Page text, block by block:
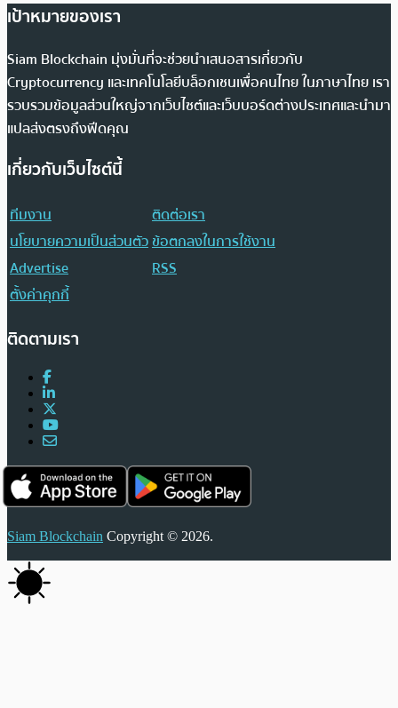
เป้าหมายของเรา
Siam Blockchain มุ่งมั่นที่จะช่วยนำเสนอสารเกี่ยวกับ
Cryptocurrency และเทคโนโลยีบล็อกเชนเพื่อคนไทย ในภาษาไทย เรา
รวบรวมข้อมูลส่วนใหญ่จากเว็บไซต์และเว็บบอร์ดต่างประเทศและนำมา
แปลส่งตรงถึงฟีดคุณ
เกี่ยวกับเว็บไซต์นี้
ทีมงาน
ติดต่อเรา
นโยบายความเป็นส่วนตัวข้อตกลงในการใช้งาน
Advertise
RSS
ตั้งค่าคุกกี้
ติดตามเรา
Siam Blockchain Copyright © 2026.